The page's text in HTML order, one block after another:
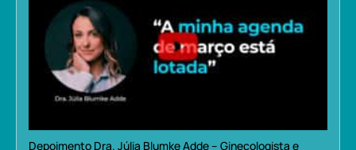
Depoimento Dra. Júlia Blumke Adde – Ginecologista e